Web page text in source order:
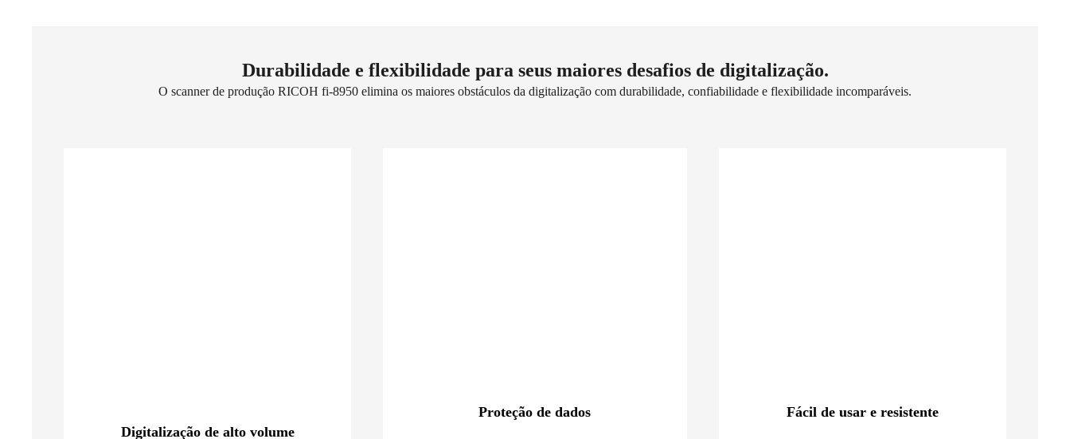
Durabilidade e flexibilidade para seus maiores desafios de digitalização.
O scanner de produção RICOH fi-8950 elimina os maiores obstáculos da digitalização com durabilidade, confiabilidade e flexibilidade incomparáveis.
Digitalização de alto volume
Proteção de dados Fácil de usar e resistente